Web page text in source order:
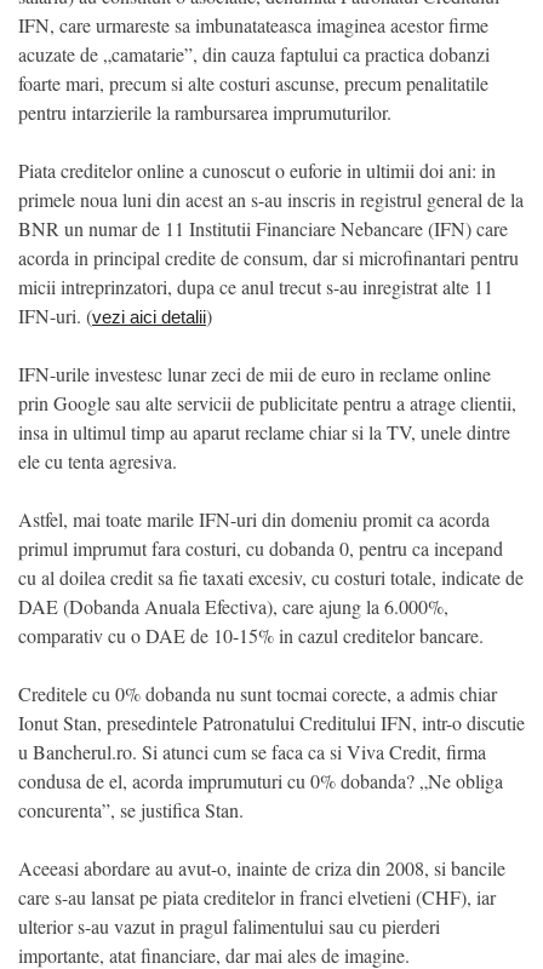
IFN, care urmareste sa imbunatateasca imaginea acestor firme
acuzate de „camatarie”, din cauza faptului ca practica dobanzi
foarte mari, precum si alte costuri ascunse, precum penalitatile
pentru intarzierile la rambursarea imprumuturilor.
Piata creditelor online a cunoscut o euforie in ultimii doi ani: in
primele noua luni din acest an s-au inscris in registrul general de la
BNR un numar de 11 Institutii Financiare Nebancare (IFN) care
acorda in principal credite de consum, dar si microfinantari pentru
micii intreprinzatori, dupa ce anul trecut s-au inregistrat alte 11
IFN-uri. (vezi aici detalii)
IFN-urile investesc lunar zeci de mii de euro in reclame online
prin Google sau alte servicii de publicitate pentru a atrage clientii,
insa in ultimul timp au aparut reclame chiar si la TV, unele dintre
ele cu tenta agresiva.
Astfel, mai toate marile IFN-uri din domeniu promit ca acorda
primul imprumut fara costuri, cu dobanda 0, pentru ca incepand
cu al doilea credit sa fie taxati excesiv, cu costuri totale, indicate de
DAE (Dobanda Anuala Efectiva), care ajung la 6.000%,
comparativ cu o DAE de 10-15% in cazul creditelor bancare.
Creditele cu 0% dobanda nu sunt tocmai corecte, a admis chiar
Ionut Stan, presedintele Patronatului Creditului IFN, intr-o discutie
u Bancherul.ro. Si atunci cum se faca ca si Viva Credit, firma
condusa de el, acorda imprumuturi cu 0% dobanda? „Ne obliga
concurenta”, se justifica Stan.
Aceeasi abordare au avut-o, inainte de criza din 2008, si bancile
care s-au lansat pe piata creditelor in franci elvetieni (CHF), iar
ulterior s-au vazut in pragul falimentului sau cu pierderi
importante, atat financiare, dar mai ales de imagine.